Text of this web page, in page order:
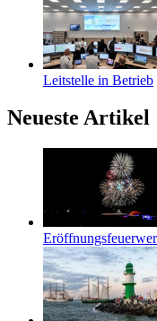
Leitstelle in Betrieb
Neueste Artikel